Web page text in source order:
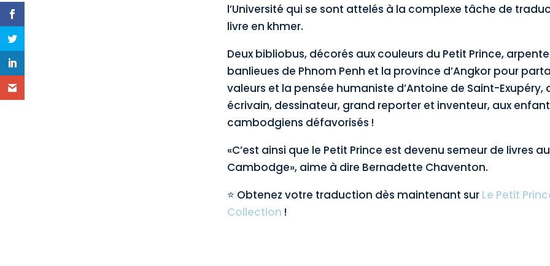
l’Université qui se sont attelés à la complexe tâche de
livre en khmer.
Deux bibliobus, décorés aux couleurs du Petit Prince,
banlieues de Phnom Penh et la province d’Angkor pour
valeurs et la pensée humaniste d’Antoine de Saint-Exupéry,
écrivain, dessinateur, grand reporter et inventeur, aux
cambodgiens défavorisés !
«C’est ainsi que le Petit Prince est devenu semeur de livres au
Cambodge», aime à dire Bernadette Chaventon.
⭐ Obtenez votre traduction dès maintenant sur Le Petit
Collection !